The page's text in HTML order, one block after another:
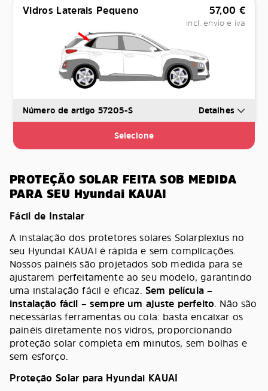
Vidros Laterais Pequeno 57,00 €
incl. envio e iva
Número de artigo 57205-S Detalhes
Selecione
PROTEÇÃO SOLAR FEITA SOB MEDIDA
PARA SEU Hyundai KAUAI
Fácil de Instalar
A instalação dos protetores solares Solarplexius no
seu Hyundai KAUAI é rápida e sem complicações.
Nossos painéis são projetados sob medida para se
ajustarem perfeitamente ao seu modelo, garantindo
uma instalação fácil e eficaz. Sem película –
instalação fácil – sempre um ajuste perfeito. Não são
necessárias ferramentas ou cola: basta encaixar os
painéis diretamente nos vidros, proporcionando
proteção solar completa em minutos, sem bolhas e
sem esforço.
Proteção Solar para Hyundai KAUAI